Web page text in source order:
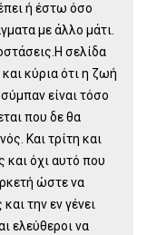
ή έστω όσο
με άλλο μάτι.
σελίδα
κύρια ότι η ζωή
είναι τόσο
που δε θα
Και τρίτη και
και όχι αυτό που
ώστε να
την εν γένει
ελεύθεροι να